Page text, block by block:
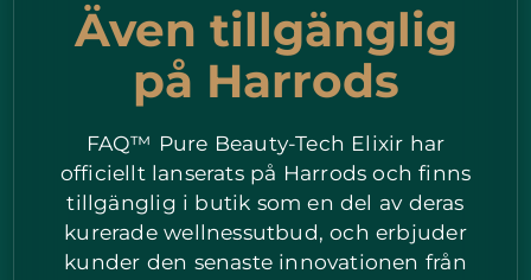
Även tillgänglig
på Harrods
FAQ™ Pure Beauty-Tech Elixir har
officiellt lanserats på Harrods och finns
tillgänglig i butik som en del av deras
kurerade wellnessutbud, och erbjuder
kunder den senaste innovationen från